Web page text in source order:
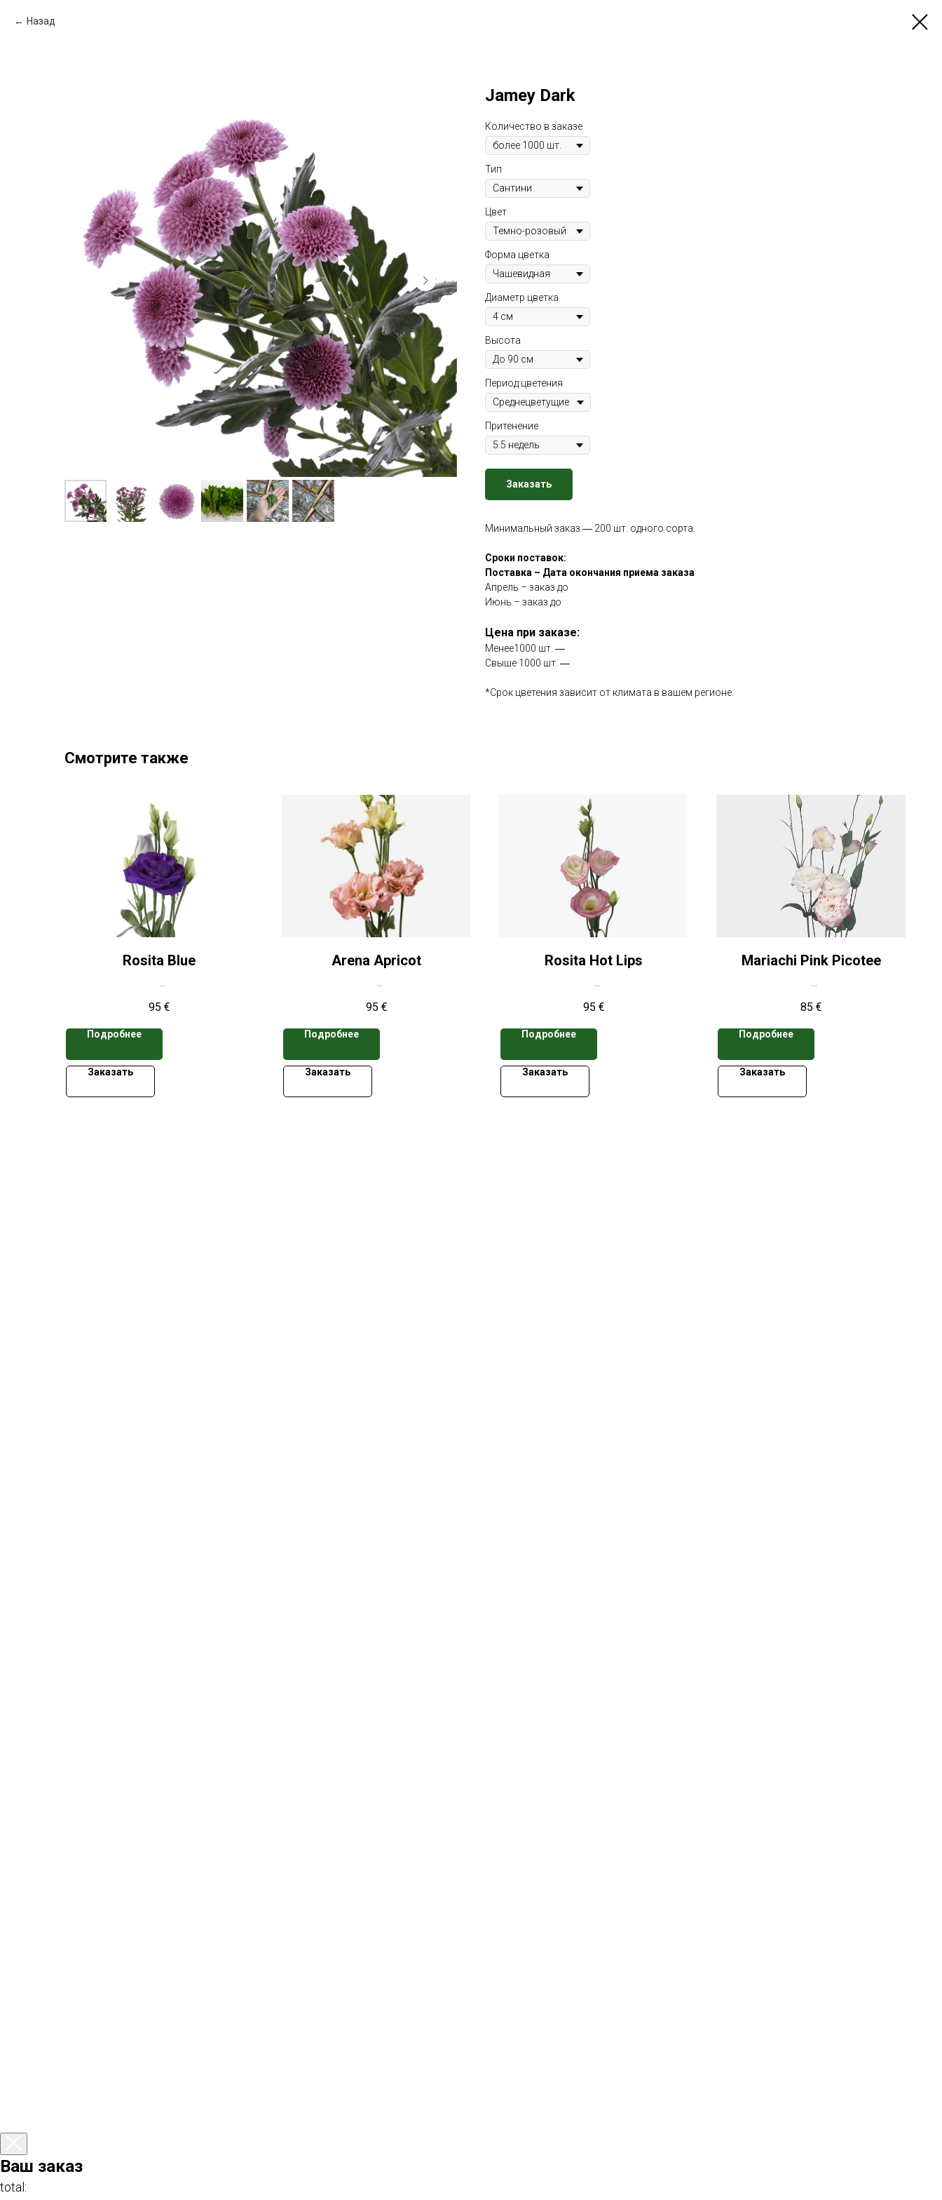
Назад
Jamey Dark
Количество в заказе
Тип
Цвет
Форма цветка
Диаметр цветка
Высота
Период цветения
Притенение
Заказать
Минимальный заказ ― 200 шт. одного сорта.
Сроки поставок:
Поставка – Дата окончания приема заказа
Апрель – заказ до
Июнь – заказ до
Цена при заказе:
Менее1000 шт. ―
Свыше 1000 шт. ―
*Срок цветения зависит от климата в вашем регионе.
Смотрите также
Rosita Blue
кассет
95 €
Подробнее
Заказать
Arena Apricot
кассет
95 €
Подробнее
Заказать
Rosita Hot Lips
кассет
95 €
Подробнее
Заказать
Mariachi Pink Picotee
кассет
85 €
Подробнее
Заказать
Ваш заказ
total: